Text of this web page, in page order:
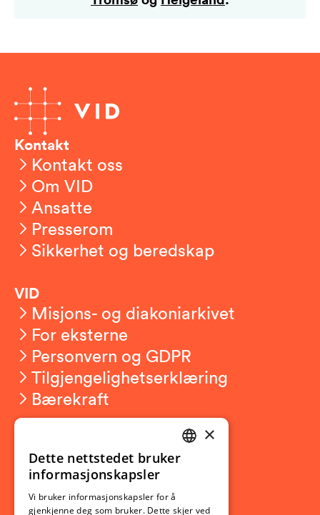
Kontakt
Kontakt oss
Om VID
Ansatte
Presserom
Sikkerhet og beredskap
VID
Misjons- og diakoniarkivet
For eksterne
Personvern og GDPR
Tilgjengelighetserklæring
Bærekraft
Ny student
Utveksling
Opptak
NORWEGIAN
×
Dette nettstedet bruker
informasjonskapsler
Vi bruker informasjonskapsler for å
gjenkjenne deg som bruker. Dette skjer ved